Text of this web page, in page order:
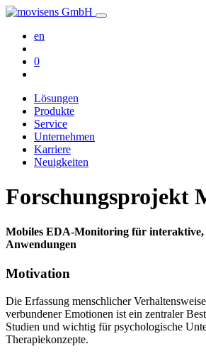
en
0
Lösungen
Produkte
Service
Unternehmen
Karriere
Neuigkeiten
Forschungsprojekt
Mobiles EDA-Monitoring für interaktive,
Anwendungen
Motivation
Die Erfassung menschlicher
verbundener Emotionen ist ein zentraler
Studien und wichtig für psychologische
Therapiekonzepte.